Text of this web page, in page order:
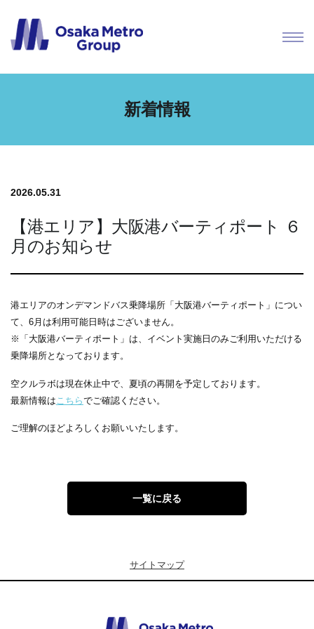
新着情報
2026.05.31
【港エリア】大阪港バーティポート ６
月のお知らせ
港エリアのオンデマンドバス乗降場所「大阪港バーティポート」につい
て、6月は利用可能日時はございません。
※「大阪港バーティポート」は、イベント実施日のみご利用いただける
乗降場所となっております。
空クルラボは現在休止中で、夏頃の再開を予定しております。
最新情報は こちらでご確認ください。
ご理解のほどよろしくお願いいたします。
一覧に戻る
サイトマップ